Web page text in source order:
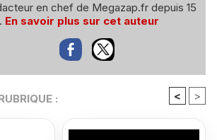
en chef de Megazap.fr depuis 15
En savoir plus sur cet auteur
: < >